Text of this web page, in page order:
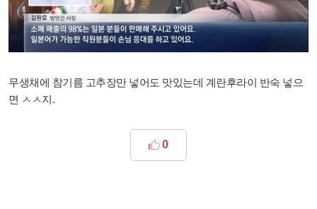
무생채에 참기름 고추장만 넣어도 맛있는데 계란후라이 반숙 넣으
면 ㅅㅅ지.
0